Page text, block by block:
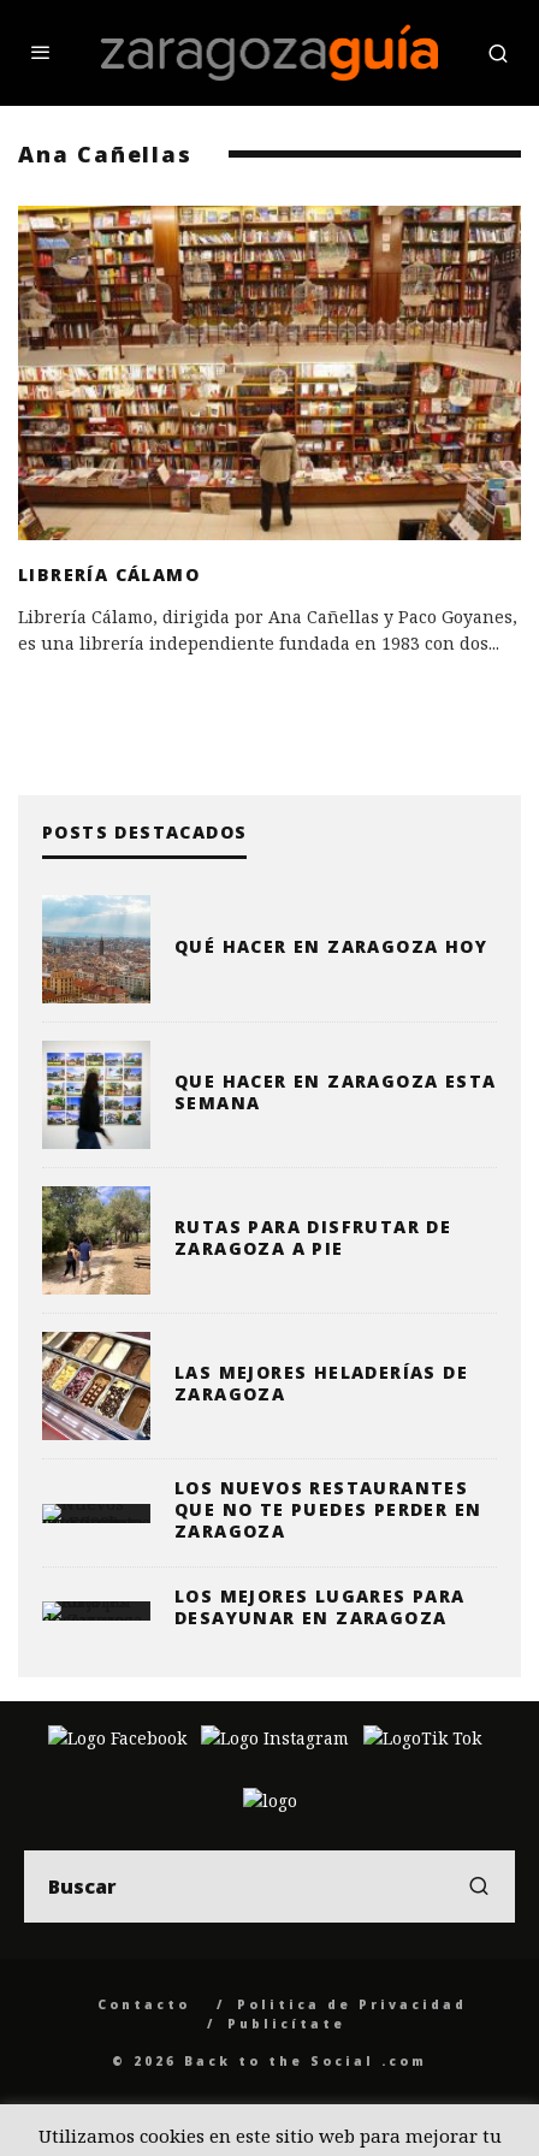
Ana Cañellas
LIBRERÍA CÁLAMO
Librería Cálamo, dirigida por Ana Cañellas y Paco Goyanes,
es una librería independiente fundada en 1983 con dos...
POSTS DESTACADOS
QUÉ HACER EN ZARAGOZA HOY
QUE HACER EN ZARAGOZA ESTA
SEMANA
RUTAS PARA DISFRUTAR DE
ZARAGOZA A PIE
LAS MEJORES HELADERÍAS DE
ZARAGOZA
LOS NUEVOS RESTAURANTES
QUE NO TE PUEDES PERDER EN
ZARAGOZA
LOS MEJORES LUGARES PARA
DESAYUNAR EN ZARAGOZA
Contacto
Politica de Privacidad
Publicítate
© 2026 Back to the Social .com
Utilizamos cookies en este sitio web para mejorar tu